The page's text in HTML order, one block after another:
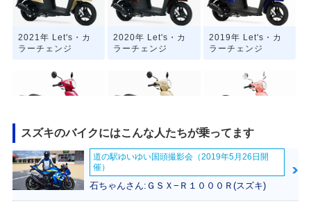
2021年 Let's・カ
ラーチェンジ
2020年 Let's・カ
ラーチェンジ
2019年 Let's・カ
ラーチェンジ
2018年 Let's・マ
イナーチェンジ
2015年 Let's・新
登場
2015年 Let's G・
新登場
スズキのバイクにはこんな人たちが乗ってます
道の駅ゆいゆい国頭撮影会（2019年5月26日開
催）
石ちゃんさん:ＧＳＸ−Ｒ１０００Ｒ(スズキ)